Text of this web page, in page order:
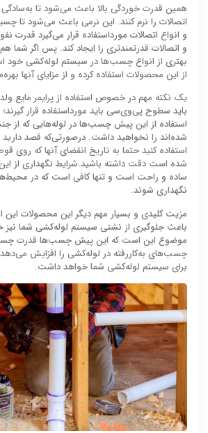
همین قدرت خوردگی بالا باعث می‌شود تا به‌سادگی
اتصالات را نرم کنند. این نرمی باعث می‌شود تا
و انواع اتصالات مورداستفاده قرار می‌گیرد قدرت
و اتصالات قدرتمندتری را ایجاد کند. پس اگر شما
بهتری از انواع چسب‌ها در سیستم لوله‌کشی خود
از این محصولات استفاده کرده و از مزایای آنها بهره‌‎مند شوید.
یک نکته مهم در خصوص استفاده از پرایمر مایع
باید سطوح پی‌وی‌سی باید مورداستفاده قرار گیرند؛
استفاده از این پیش چسب‌ها در لوله‌هایی که از
شده‌اند را نخواهید داشت. درصورتی‌که قصد
استفاده کنید حتما به تاریخ انقضای آنها که
شده است دقت داشته باشید.شرایط نگهداری از
نگهداری شوند.
مزیت کلیدی و بسیار مهم دیگر این محصولات این
باعث جلوگیری از نشتی سیستم لوله‌کشی شما نیز
موضوع این است که این پیش چسب‌ها قدرت
چسب‌های به‌کاررفته در لوله‌کشی را افزایش
برای سیستم لوله‌کشی شما خواهد داشت.